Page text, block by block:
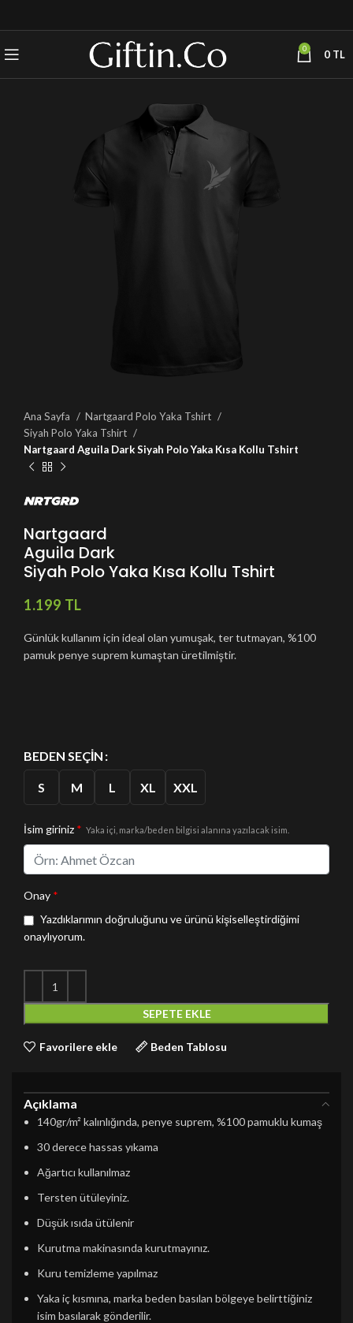
0 0 TL
Ana Sayfa
Nartgaard Polo Yaka Tshirt
Siyah Polo Yaka Tshirt
Nartgaard Aguila Dark Siyah Polo Yaka Kısa Kollu Tshirt
Nartgaard
Aguila Dark
Siyah Polo Yaka Kısa Kollu Tshirt
TL
Günlük kullanım için ideal olan yumuşak, ter tutmayan, %100
pamuk penye suprem kumaştan üretilmiştir.
BEDEN SEÇIN
S M L XL XXL
İsim giriniz * Yaka içi, marka/beden bilgisi alanına yazılacak isim.
Onay *
Yazdıklarımın doğruluğunu ve ürünü kişiselleştirdiğimi
onaylıyorum.
SEPETE EKLE
Favorilere ekle Beden Tablosu
Açıklama
140gr/m² kalınlığında, penye suprem, %100 pamuklu kumaş
30 derece hassas yıkama
Ağartıcı kullanılmaz
Tersten ütüleyiniz.
Düşük ısıda ütülenir
Kurutma makinasında kurutmayınız.
Kuru temizleme yapılmaz
Yaka iç kısmına, marka beden basılan bölgeye belirttiğiniz
isim basılarak gönderilir.